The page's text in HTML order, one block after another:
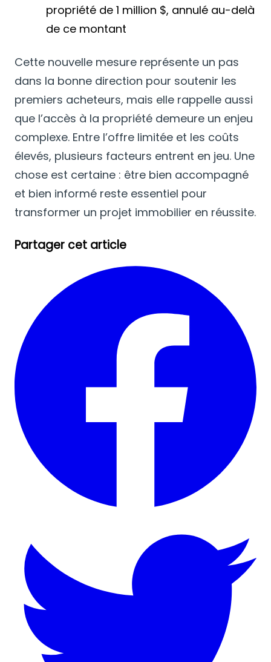
propriété de 1 million $, annulé au-delà
de ce montant
Cette nouvelle mesure représente un pas
dans la bonne direction pour soutenir les
premiers acheteurs, mais elle rappelle aussi
que l’accès à la propriété demeure un enjeu
complexe. Entre l’offre limitée et les coûts
élevés, plusieurs facteurs entrent en jeu. Une
chose est certaine : être bien accompagné
et bien informé reste essentiel pour
transformer un projet immobilier en réussite.
Partager cet article